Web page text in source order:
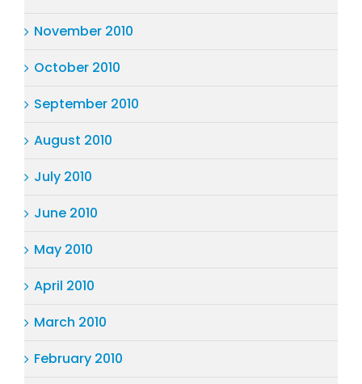
November 2010
October 2010
September 2010
August 2010
July 2010
June 2010
May 2010
April 2010
March 2010
February 2010